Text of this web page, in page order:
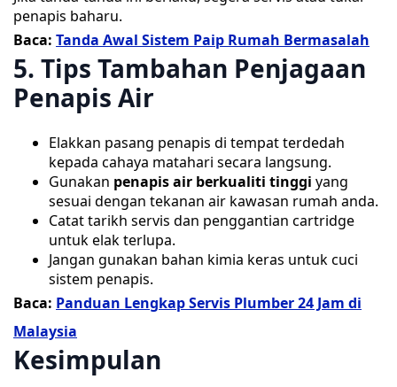
penapis baharu.
Baca: Tanda Awal Sistem Paip Rumah Bermasalah
5. Tips Tambahan Penjagaan
Penapis Air
Elakkan pasang penapis di tempat terdedah
kepada cahaya matahari secara langsung.
Gunakan penapis air berkualiti tinggi yang
sesuai dengan tekanan air kawasan rumah anda.
Catat tarikh servis dan penggantian cartridge
untuk elak terlupa.
Jangan gunakan bahan kimia keras untuk cuci
sistem penapis.
Baca: Panduan Lengkap Servis Plumber 24 Jam di
Malaysia
Kesimpulan